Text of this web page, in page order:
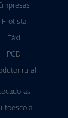
Frotista
Táxi
PCD
rural